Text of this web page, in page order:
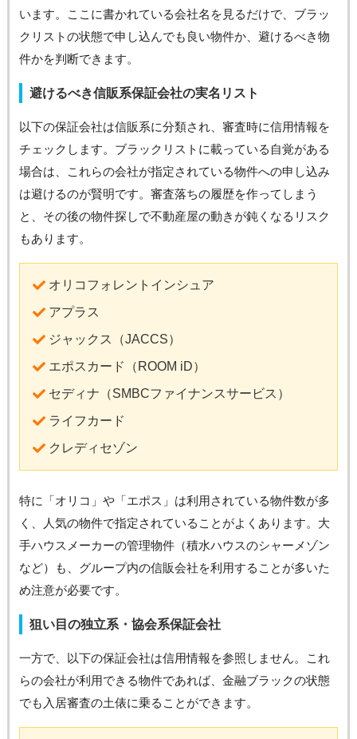
います。ここに書かれている会社名を見るだけで、ブラッ
クリストの状態で申し込んでも良い物件か、避けるべき物
件かを判断できます。
避けるべき信販系保証会社の実名リスト
以下の保証会社は信販系に分類され、審査時に信用情報を
チェックします。ブラックリストに載っている自覚がある
場合は、これらの会社が指定されている物件への申し込み
は避けるのが賢明です。審査落ちの履歴を作ってしまう
と、その後の物件探しで不動産屋の動きが鈍くなるリスク
もあります。
オリコフォレントインシュア
アプラス
ジャックス（JACCS）
エポスカード（ROOM iD）
セディナ（SMBCファイナンスサービス）
ライフカード
クレディセゾン
特に「オリコ」や「エポス」は利用されている物件数が多
く、人気の物件で指定されていることがよくあります。大
手ハウスメーカーの管理物件（積水ハウスのシャーメゾン
など）も、グループ内の信販会社を利用することが多いた
め注意が必要です。
狙い目の独立系・協会系保証会社
一方で、以下の保証会社は信用情報を参照しません。これ
らの会社が利用できる物件であれば、金融ブラックの状態
でも入居審査の土俵に乗ることができます。